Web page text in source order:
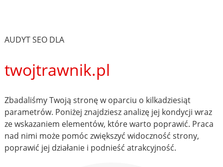
AUDYT SEO DLA
twojtrawnik.pl
Zbadaliśmy Twoją stronę w oparciu o kilkadziesiąt
parametrów. Poniżej znajdziesz analizę jej kondycji wraz
ze wskazaniem elementów, które warto poprawić. Praca
nad nimi może pomóc zwiększyć widoczność strony,
poprawić jej działanie i podnieść atrakcyjność.